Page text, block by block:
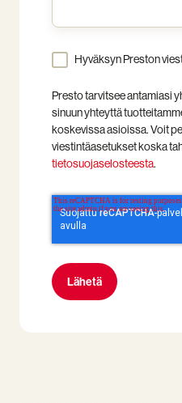
Hyväksyn Preston
Presto tarvitsee antamiasi
sinuun yhteyttä
koskevissa asioissa. Voit
viestintäasetukset koska
tietosuojaselosteesta.